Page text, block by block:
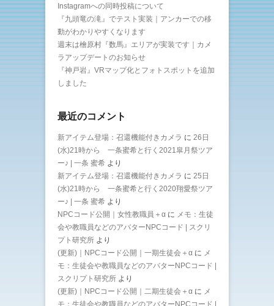
Instagramへの同時投稿について
『九頭竜の滝』でテスト実装｜アンカーでの移
動がわかりやすくなります
週末は檜原村『数馬』エリアが実装です｜カメ
ラアップデートのお知らせ
『神戸岩』VRマップ化とフォトスポットを追加
しました
最近のコメント
新アイテム登場：召還機能付きカメラ に 26日
(水)21時から 一条蜜希と行く2021皐月祭ツア
ー♪ | 一条 蜜希 より
新アイテム登場：召還機能付きカメラ に 25日
(水)21時から 一条蜜希と行く2020翔愛祭ツア
ー♪ | 一条 蜜希 より
NPCコード公開｜女性教職員＋α に メモ：生徒
会や教職員などのアバターNPCコード | スクリ
プト研究所 より
(更新)｜NPCコード公開｜一期生徒会＋α に メ
モ：生徒会や教職員などのアバターNPCコード |
スクリプト研究所 より
(更新)｜NPCコード公開｜二期生徒会＋α に メ